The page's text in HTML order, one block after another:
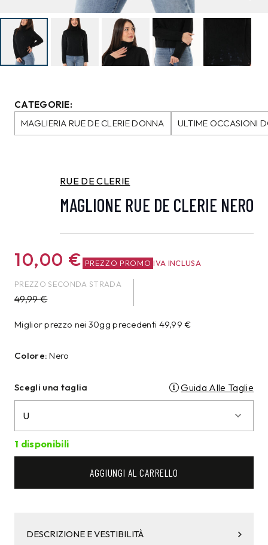
CATEGORIE:
MAGLIERIA RUE DE CLERIE DONNA
ULTIME OCCASIONI
RUE DE CLERIE
MAGLIONE RUE DE CLERIE NERO
10,00 € PREZZO PROMO IVA INCLUSA
PREZZO SECONDA STRADA
49,99€
Miglior prezzo nei 30gg precedenti 49,99€
Colore: Nero
Scegli una taglia Guida Alle Taglie
1 disponibili
AGGIUNGI AL CARRELLO
DESCRIZIONE E VESTIBILITÀ